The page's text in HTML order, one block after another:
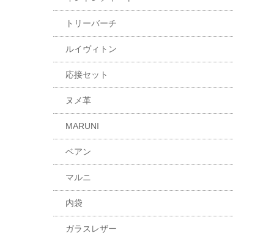
トリーバーチ
ルイヴィトン
応接セット
ヌメ革
MARUNI
ベアン
マルニ
内袋
ガラスレザー